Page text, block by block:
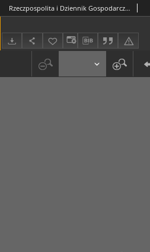
Rzeczpospolita i Dziennik Gospodarczy. R. 4, nr 142 (26 maja 1947)